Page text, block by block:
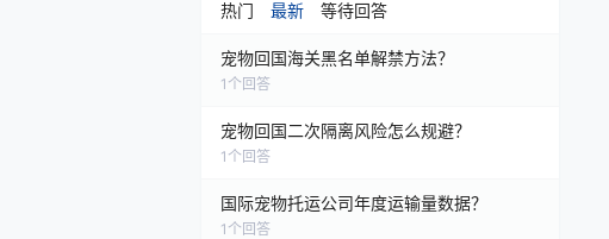
热门 最新 等待回答
宠物回国海关黑名单解禁方法？
1 个回答
宠物回国二次隔离风险怎么规避？
1 个回答
国际宠物托运公司年度运输量数据？
1 个回答